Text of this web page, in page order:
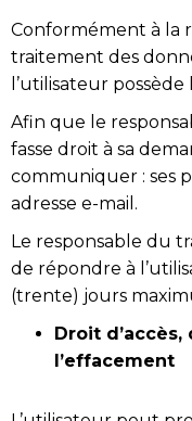
Conformément à la
traitement des
l’utilisateur
Afin que le
fasse droit à sa
communiquer : ses
adresse e-mail.
Le responsable du
de répondre à
(trente) jours
Droit
l’effacement